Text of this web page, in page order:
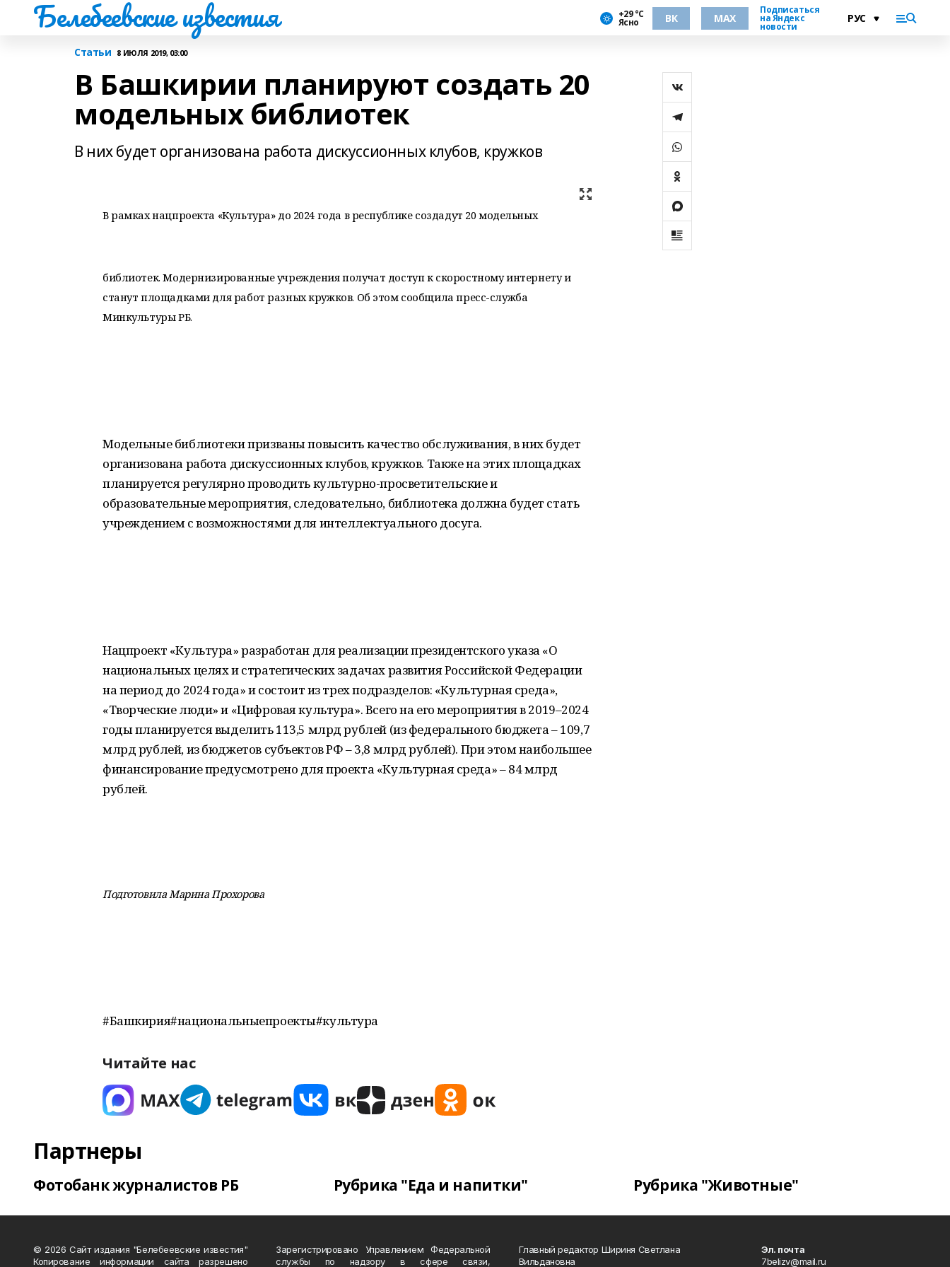
Белебеевские известия +29 °С
Ясно ВК MAX
Подписаться
на Яндекс
новости
Статьи 8 ИЮЛЯ 2019, 03:00
В Башкирии планируют создать 20
модельных библиотек
В них будет организована работа дискуссионных клубов, кружков
В рамках нацпроекта «Культура» до 2024 года в республике создадут 20 модельных
библиотек.Модернизированные учреждения получат доступ к скоростному интернету и
станут площадками для работ разных кружков. Об этом сообщила пресс-служба
Минкультуры РБ.
Модельные библиотеки призваны повысить качество обслуживания, в них будет
организована работа дискуссионных клубов, кружков. Также на этих площадках
планируется регулярно проводить культурно-просветительские и
образовательные мероприятия, следовательно, библиотека должна будет стать
учреждением с возможностями для интеллектуального досуга.
Нацпроект «Культура» разработан для реализации президентского указа «О
национальных целях и стратегических задачах развития Российской Федерации
на период до 2024 года» и состоит из трех подразделов: «Культурная среда»,
«Творческие люди» и «Цифровая культура». Всего на его мероприятия в 2019–2024
годы планируется выделить 113,5 млрд рублей (из федерального бюджета – 109,7
млрд рублей, из бюджетов субъектов РФ – 3,8 млрд рублей). При этом наибольшее
финансирование предусмотрено для проекта «Культурная среда» – 84 млрд
рублей.
Подготовила Марина Прохорова
#Башкирия#национальныепроекты#культура
Читайте нас
Партнеры
Фотобанк журналистов РБ Рубрика "Еда и напитки" Рубрика "Животные"
© 2026 Сайт издания "Белебеевские известия"
Копирование информации сайта разрешено
Зарегистрировано Управлением Федеральной
службы по надзору в сфере связи,
Главный редактор Шириня Светлана
Вильдановна
Эл. почта
7belizv@mail.ru